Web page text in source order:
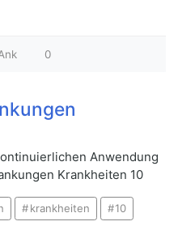
0
Anwendung
Krankheiten 10
krankheiten 10